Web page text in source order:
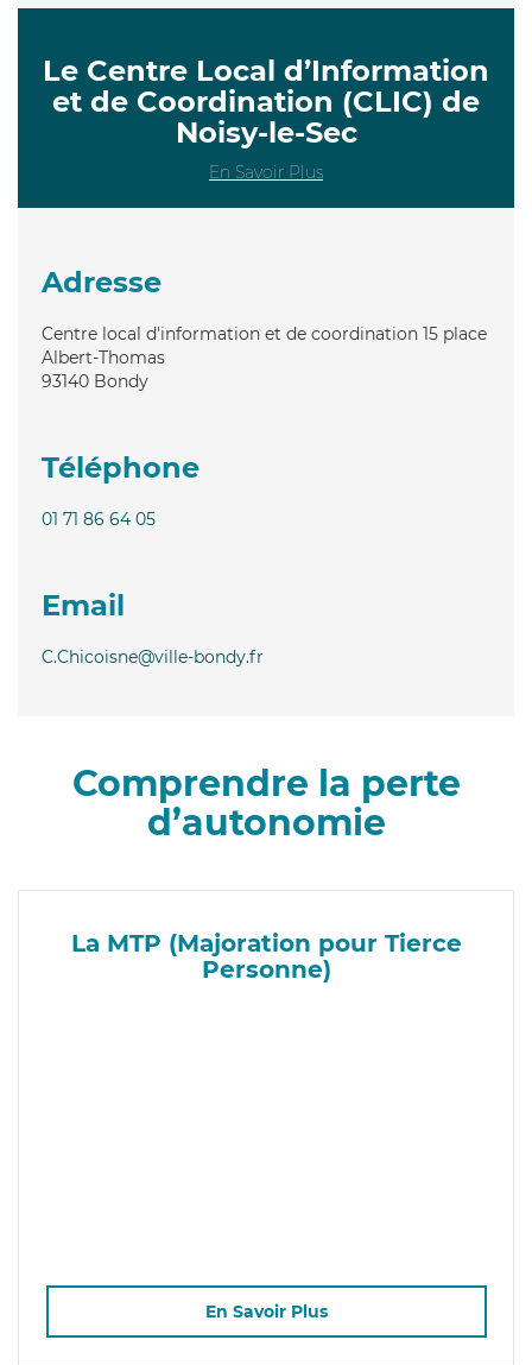
Le Centre Local d’Information
et de Coordination (CLIC) de
Noisy-le-Sec
En Savoir Plus
Adresse
Centre local d'information et de coordination 15 place
Albert-Thomas
93140 Bondy
Téléphone
01 71 86 64 05
Email
C.Chicoisne@ville-bondy.fr
Comprendre la perte
d’autonomie
La MTP (Majoration pour Tierce
Personne)
En Savoir Plus